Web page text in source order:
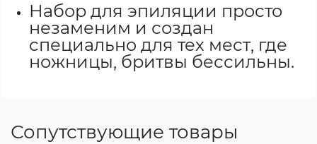
Набор для эпиляции просто
незаменим и создан
специально для тех мест, где
ножницы, бритвы бессильны.
Сопутствующие товары